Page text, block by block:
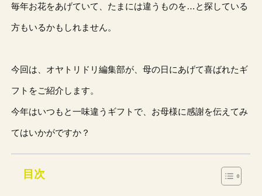
毎年お花をあげていて、たまには違うものを…と探している
方もいるかもしれません。
今回は、オヤトリドリ編集部が、母の日にあげて喜ばれたギ
フトをご紹介します。
今年はいつもと一味違うギフトで、お母様に感謝を伝えてみ
てはいかがですか？
目次